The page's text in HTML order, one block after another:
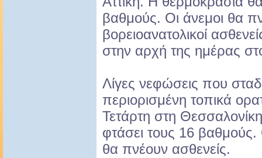
βαθμούς. Οι άνεμοι θα
βορειοανατολικοί
στην αρχή της ημέρας
Λίγες νεφώσεις που
περιορισμένη τοπικά
Τετάρτη στη
φτάσει τους 16
θα πνέουν ασθενείς.